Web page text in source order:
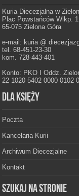
Kuria Diecezjalna w
Plac Powstańców Wlkp. 1
65-075 Zielona Góra
e-mail: kuria @
tel. 68-451-23-30
kom. 728-443-401
Konto: PKO I Oddz.
22 1020 5402 0000 0102
Dla księży
Poczta
Kancelaria Kurii
Archiwum Diecezjalne
Kontakt
Szukaj na stronie